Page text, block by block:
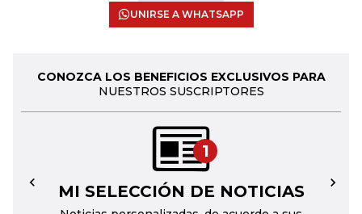
UNIRSE A WHATSAPP
CONOZCA LOS BENEFICIOS EXCLUSIVOS PARA
NUESTROS SUSCRIPTORES
1
MI SELECCIÓN DE NOTICIAS
← →